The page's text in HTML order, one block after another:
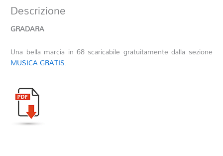
Descrizione
GRADARA
Una bella marcia in 68 scaricabile gratuitamente dalla sezione
MUSICA GRATIS.